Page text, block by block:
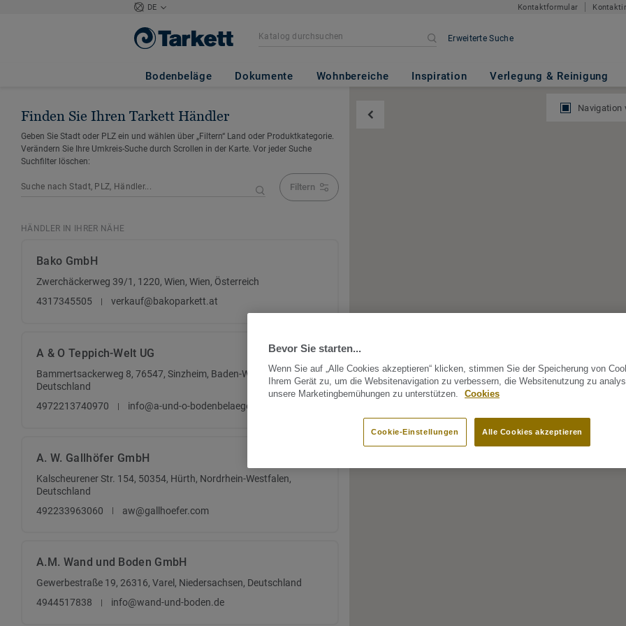
DE Kontaktformular
Erweiterte Suche
Bodenbeläge Dokumente Wohnbereiche Inspiration Verlegung & Reinigung
Finden Sie Ihren Tarkett Händler
Geben Sie Stadt oder PLZ ein und wählen über „Filtern“ Land oder Produktkategorie.
Verändern Sie Ihre Umkreis-Suche durch Scrollen in der Karte. Vor jeder Suche
Suchfilter löschen:
Filtern
HÄNDLER IN IHRER NÄHE
Bako GmbH
Zwerchäckerweg 39/1, 1220, Wien, Wien, Österreich
4317345505
verkauf@bakoparkett.at
A & O Teppich-Welt UG
Bammertsackerweg 8, 76547, Sinzheim, Baden-Württemberg,
Deutschland
4972213740970
info@a-und-o-bodenbelaege.de
A. W. Gallhöfer GmbH
Kalscheurener Str. 154, 50354, Hürth, Nordrhein-Westfalen,
Deutschland
492233963060
aw@gallhoefer.com
A.M. Wand und Boden GmbH
Gewerbestraße 19, 26316, Varel, Niedersachsen, Deutschland
4944517838
info@wand-und-boden.de
Navigation
Bevor Sie starten...
Wenn Sie auf „Alle Cookies akzeptieren“ klicken, stimmen Sie der Speicherung von
Ihrem Gerät zu, um die Websitenavigation zu verbessern, die Websitenutzung zu
unsere Marketingbemühungen zu unterstützen.
Cookies
Alle Cookies akzeptieren
Cookie-Einstellungen